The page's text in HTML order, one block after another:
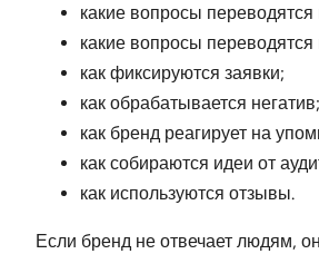
какие вопросы
какие вопросы
как фиксируются заявки;
как обрабатывается негатив;
как бренд реагирует на
как собираются идеи от
как используются отзывы.
Если бренд не отвечает людям,